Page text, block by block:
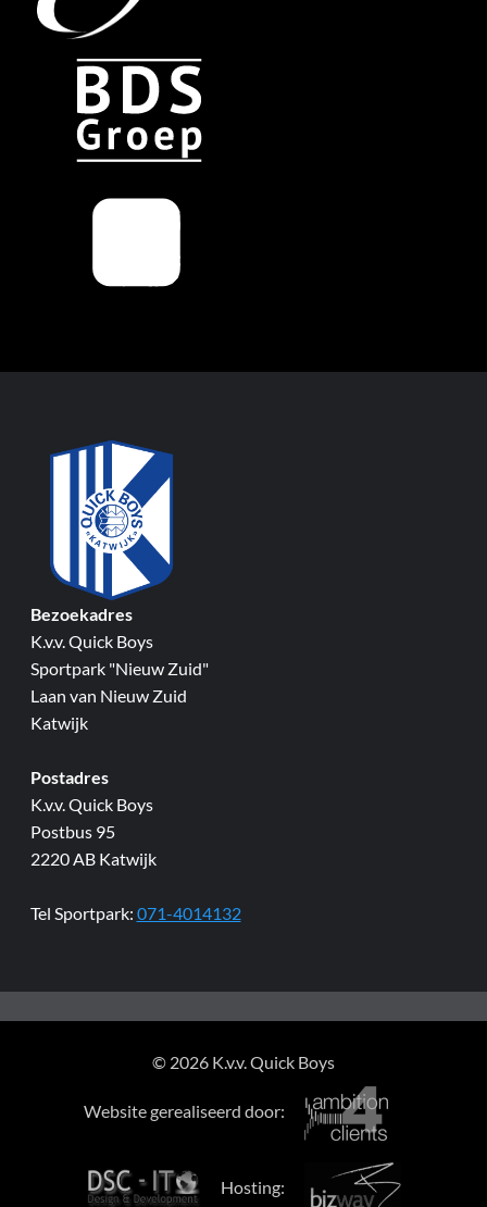
Bezoekadres
K.v.v. Quick Boys
Sportpark "Nieuw Zuid"
Laan van Nieuw Zuid
Katwijk
Postadres
K.v.v. Quick Boys
Postbus 95
2220 AB Katwijk
Tel Sportpark: 071-4014132
© 2026 K.v.v. Quick Boys
Website gerealiseerd door:
Hosting: